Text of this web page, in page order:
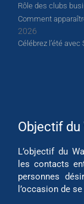
Rôle des clubs
Comment
2026
Célébrez l’été avec
Objectif du
L’objectif du
les contacts
personnes
l’occasion de